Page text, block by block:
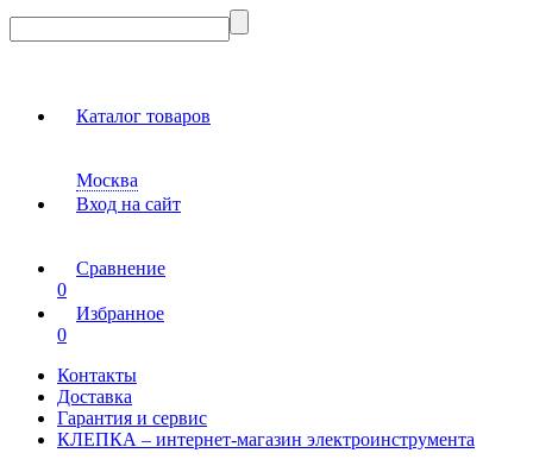
Каталог товаров
Москва
Вход на сайт
Сравнение
0
Избранное
0
Контакты
Доставка
Гарантия и сервис
КЛЕПКА – интернет-магазин электроинструмента